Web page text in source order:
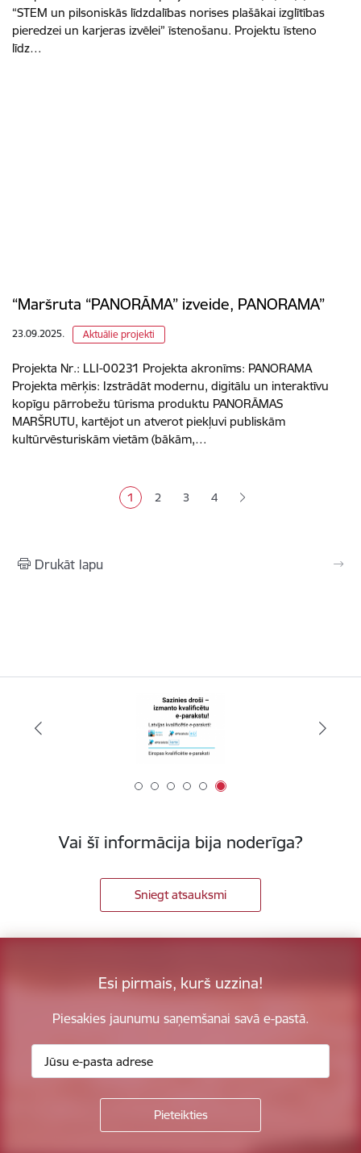
“STEM un pilsoniskās līdzdalības norises plašākai izglītības
pieredzei un karjeras izvēlei” īstenošanu. Projektu īsteno
līdz…
“Maršruta “PANORĀMA” izveide, PANORAMA”
23.09.2025. Aktuālie projekti
Projekta Nr.: LLI-00231 Projekta akronīms: PANORAMA
Projekta mērķis: Izstrādāt modernu, digitālu un interaktīvu
kopīgu pārrobežu tūrisma produktu PANORĀMAS
MARŠRUTU, kartējot un atverot piekļuvi publiskām
kultūrvēsturiskām vietām (bākām,…
Pašreizējā lapa
1 Lapa
2 Lapa
3 Lapa
4
Drukāt lapu
Vai šī informācija bija noderīga?
Sniegt atsauksmi
Esi pirmais, kurš uzzina!
Piesakies jaunumu saņemšanai savā e-pastā.